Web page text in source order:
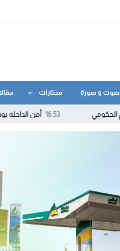
صوت و صورة مختارات
16:53 أمن الداخلة يوقف مبحوثا